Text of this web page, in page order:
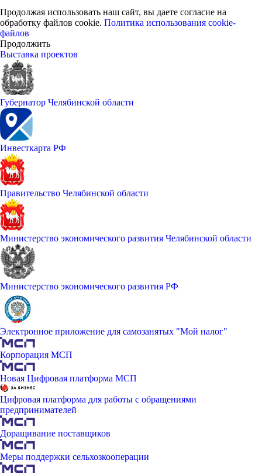
Продолжая использовать наш сайт, вы даете согласие на
обработку файлов cookie. Политика использования cookie-
файлов
Продолжить
Выставка проектов
Губернатор Челябинской области
Инвесткарта РФ
Правительство Челябинской области
Министерство экономического развития Челябинской области
Министерство экономического развития РФ
Электронное приложение для самозанятых "Мой налог"
Корпорация МСП
Новая Цифровая платформа МСП
Цифровая платформа для работы с обращениями
предпринимателей
Доращивание поставщиков
Меры поддержки сельхозкооперации